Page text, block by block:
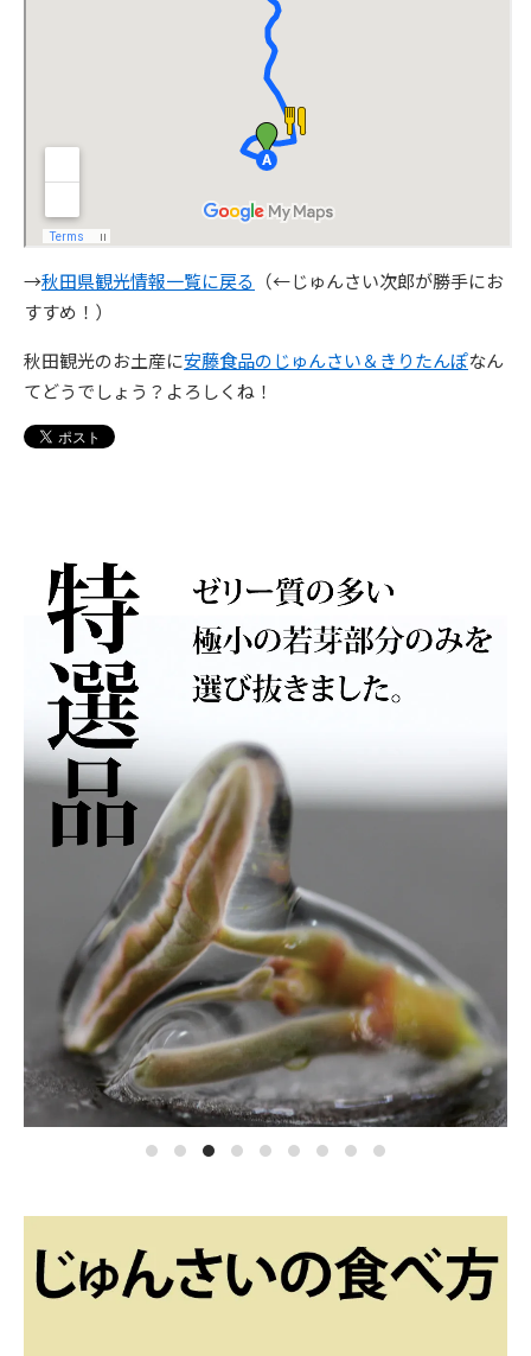
→秋田県観光情報一覧に戻る （←じゅんさい次郎が勝手にお
すすめ！）
秋田観光のお土産に安藤食品のじゅんさい＆きりたんぽなん
てどうでしょう？よろしくね！